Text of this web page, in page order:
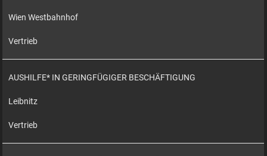
Wien Westbahnhof
Vertrieb
AUSHILFE* IN GERINGFÜGIGER BESCHÄFTIGUNG
Leibnitz
Vertrieb